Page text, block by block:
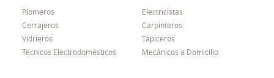
Plomeros
Electricistas
Cerrajeros
Carpinteros
Vidrieros
Tapiceros
Técnicos Electrodomésticos
Mecánicos a Domicilio